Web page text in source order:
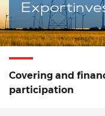
Covering and
participation